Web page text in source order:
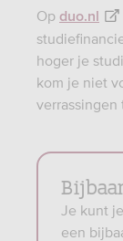
Op duo.nl
hoger je
kom je niet
verrassingen
Je kunt
een